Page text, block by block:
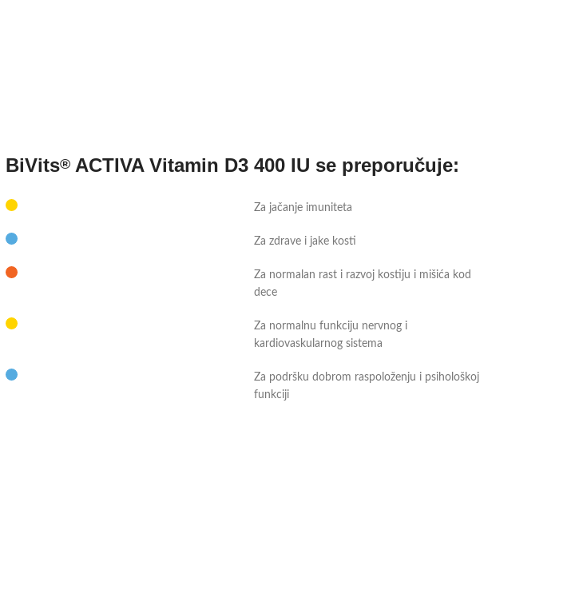
BiVits® ACTIVA Vitamin D3 400 IU se preporučuje:
Za jačanje imuniteta
Za zdrave i jake kosti
Za normalan rast i razvoj kostiju i mišića kod
dece
Za normalnu funkciju nervnog i
kardiovaskularnog sistema
Za podršku dobrom raspoloženju i psihološkoj
funkciji